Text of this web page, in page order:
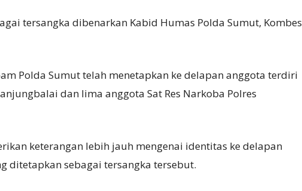
tersangka dibenarkan Kabid Humas Polda Sumut, Kombes
Polda Sumut telah menetapkan ke delapan anggota terdiri
dan lima anggota Sat Res Narkoba Polres
keterangan lebih jauh mengenai identitas ke delapan
ditetapkan sebagai tersangka tersebut.